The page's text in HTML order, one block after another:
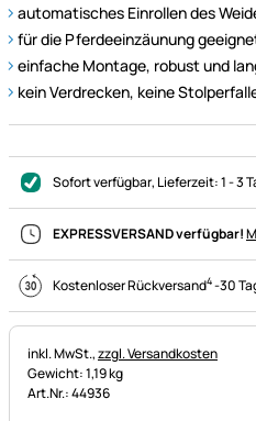
automatisches Einrollen des
für die Pferdeeinzäunung
einfache Montage, robust und
kein Verdrecken, keine
Sofort verfügbar, Lieferzeit:1 - 3
EXPRESSVERSAND verfügbar!
Kostenloser Rückversand4-30
Steuerhinweis:
inkl. MwSt.,zzgl. Versandkosten
Gewicht: 1,19 kg
Art.Nr.: 44936